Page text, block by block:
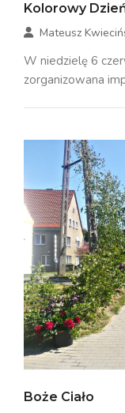
Kolorowy
Mateusz
W niedzielę 6
zorganizowana
Boże Ciało